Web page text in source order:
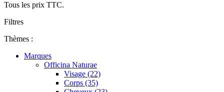
Tous les prix TTC.
Filtres
Thèmes :
Marques
Officina Naturae
Visage (22)
Corps (35)